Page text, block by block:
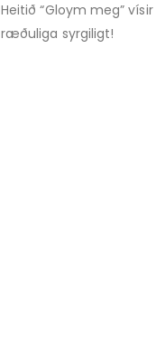
Heitið “Gloym meg”
ræðuliga syrgiligt!